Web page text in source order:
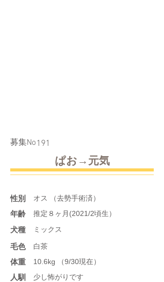
​募集No191
ぱお→元気
性別 オス （去勢手術済）
年齢 推定８ヶ月(2021/2頃生）
​犬種 ミックス
​毛色 白茶
体重 10.6kg （9/30現在）
人馴 少し怖がりです